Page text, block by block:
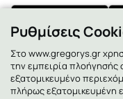
Ρυθμίσεις
Στο www.gregorys.gr
την εμπειρία
εξατομικευμένο
πλήρως εξατομικευμένη